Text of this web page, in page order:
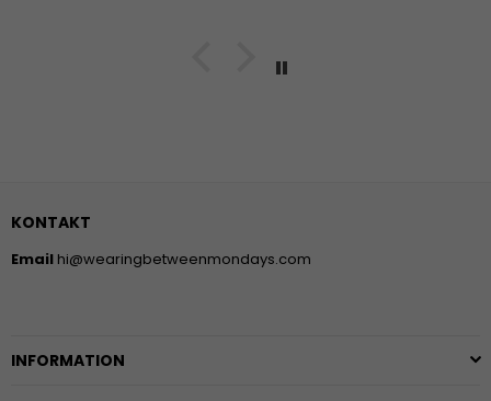
KONTAKT
Email hi@wearingbetweenmondays.com
INFORMATION